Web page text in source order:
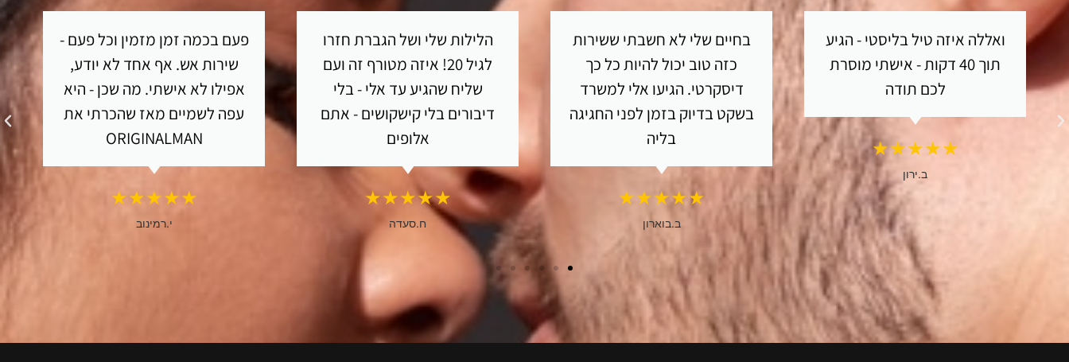
ואללה איזה טיל בליסטי - הגיע
תוך 40 דקות - אישתי מוסרת
לכם תודה
★★★★★
ב.ירון
בחיים שלי לא חשבתי ששירות
כזה טוב יכול להיות כל כך
דיסקרטי. הגיעו אלי למשרד
בשקט בדיוק בזמן לפני החגיגה
בליה
★★★★★
ב.בוארון
הלילות שלי ושל הגברת חזרו
לגיל 20! איזה מטורף זה ועם
שליח שהגיע עד אלי - בלי
דיבורים בלי קישקושים - אתם
אלופים
★★★★★
ח.סעדה
פעם בכמה זמן מזמין וכל פעם -
שירות אש. אף אחד לא יודע,
אפילו לא אישתי. מה שכן - היא
עפה לשמיים מאז שהכרתי את
ORIGINALMAN
★★★★★
י.רמינוב